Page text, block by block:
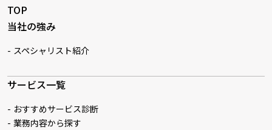
TOP
当社の強み
スペシャリスト紹介
サービス一覧
おすすめサービス診断
業務内容から探す